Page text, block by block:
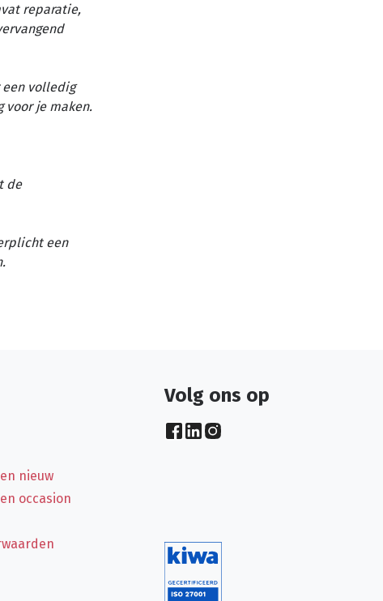
reparatie,
een volledig
voor je maken.
de
een
nieuw
occasion
Volg ons op